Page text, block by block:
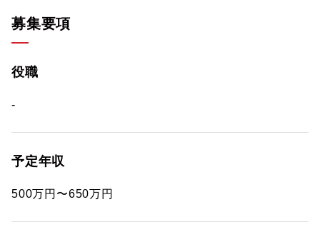
募集要項
役職
-
予定年収
500万円〜650万円